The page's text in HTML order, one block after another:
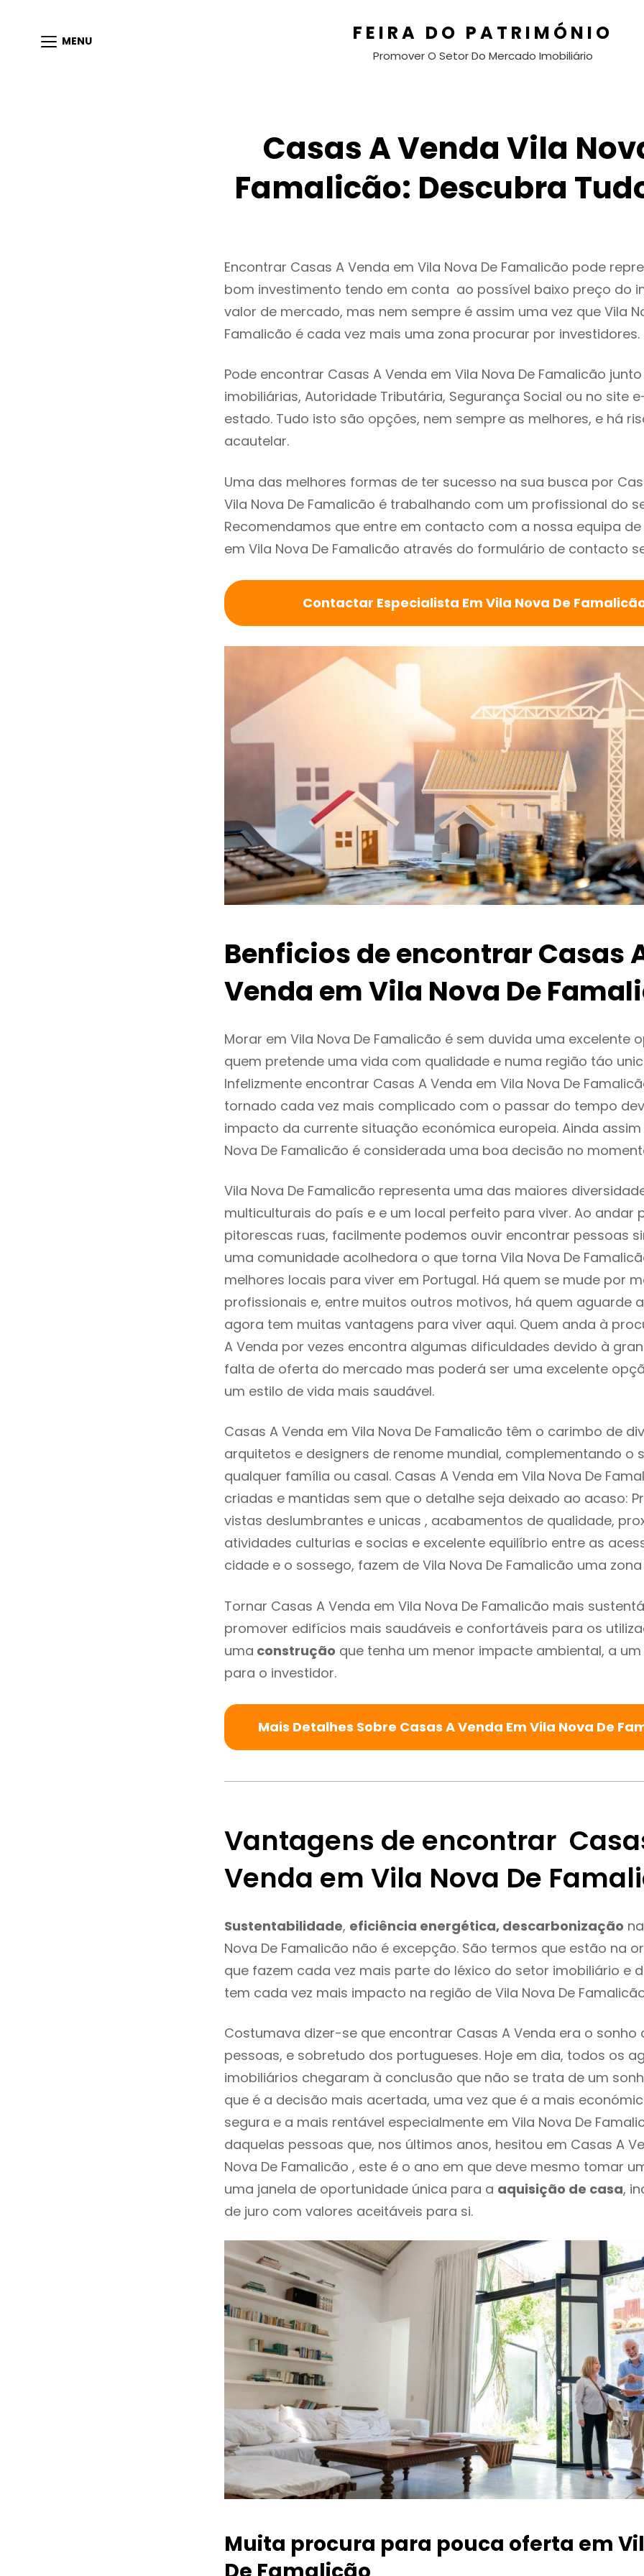
MENU FEIRA DO PATRIMÓNIO
Promover O Setor Do Mercado Imobiliário
Casas A Venda Vila
Famalicão: Descubra
Encontrar Casas A Venda em Vila Nova De Famalicão pode
bom investimento tendo em conta ao possível baixo preço do
valor de mercado, mas nem sempre é assim uma vez que Vila
Famalicão é cada vez mais uma zona procurar por investidores.
Pode encontrar Casas A Venda em Vila Nova De Famalicão
imobiliárias, Autoridade Tributária, Segurança Social ou no site
estado. Tudo isto são opções, nem sempre as melhores, e há
acautelar.
Uma das melhores formas de ter sucesso na sua busca por
Vila Nova De Famalicão é trabalhando com um profissional do
Recomendamos que entre em contacto com a nossa equipa
em Vila Nova De Famalicão através do formulário de contacto
Contactar Especialista Em Vila Nova De
Benficios de encontrar Casas
Venda em Vila Nova De
Morar em Vila Nova De Famalicão é sem duvida uma excelente
quem pretende uma vida com qualidade e numa região táo
Infelizmente encontrar Casas A Venda em Vila Nova De
tornado cada vez mais complicado com o passar do tempo
impacto da currente situação económica europeia. Ainda assim
Nova De Famalicão é considerada uma boa decisão no
Vila Nova De Famalicão representa uma das maiores
multiculturais do país e e um local perfeito para viver. Ao andar
pitorescas ruas, facilmente podemos ouvir encontrar pessoas
uma comunidade acolhedora o que torna Vila Nova De
melhores locais para viver em Portugal. Há quem se mude por
profissionais e, entre muitos outros motivos, há quem aguarde
agora tem muitas vantagens para viver aqui. Quem anda à
A Venda por vezes encontra algumas dificuldades devido à
falta de oferta do mercado mas poderá ser uma excelente
um estilo de vida mais saudável.
Casas A Venda em Vila Nova De Famalicão têm o carimbo de
arquitetos e designers de renome mundial, complementando o
qualquer família ou casal. Casas A Venda em Vila Nova De
criadas e mantidas sem que o detalhe seja deixado ao acaso:
vistas deslumbrantes e unicas , acabamentos de qualidade,
atividades culturias e socias e excelente equilíbrio entre as
cidade e o sossego, fazem de Vila Nova De Famalicão uma
Tornar Casas A Venda em Vila Nova De Famalicão mais
promover edifícios mais saudáveis e confortáveis para os
uma construção que tenha um menor impacte ambiental, a
para o investidor.
Mais Detalhes Sobre Casas A Venda Em Vila Nova De
Vantagens de encontrar
Venda em Vila Nova De
Sustentabilidade, eficiência energética, descarbonização
Nova De Famalicão não é excepção. São termos que estão na
que fazem cada vez mais parte do léxico do setor imobiliário e
tem cada vez mais impacto na região de Vila Nova De
Costumava dizer-se que encontrar Casas A Venda era o sonho
pessoas, e sobretudo dos portugueses. Hoje em dia, todos os
imobiliários chegaram à conclusão que não se trata de um
que é a decisão mais acertada, uma vez que é a mais
segura e a mais rentável especialmente em Vila Nova De
daquelas pessoas que, nos últimos anos, hesitou em Casas A
Nova De Famalicão , este é o ano em que deve mesmo tomar
uma janela de oportunidade única para a aquisição de casa,
de juro com valores aceitáveis para si.
Muita procura para pouca oferta em